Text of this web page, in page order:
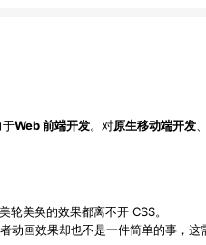
于Web 前端开发。对原生移动端开发、
美奂的效果都离不开 CSS。
画效果却也不是一件简单的事，